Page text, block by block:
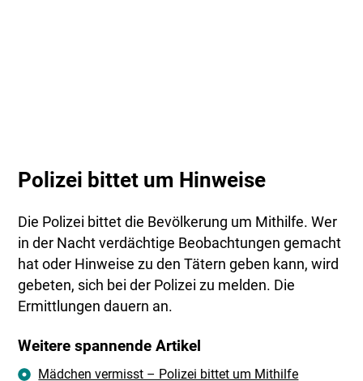
Polizei bittet um Hinweise
Die Polizei bittet die Bevölkerung um Mithilfe. Wer
in der Nacht verdächtige Beobachtungen gemacht
hat oder Hinweise zu den Tätern geben kann, wird
gebeten, sich bei der Polizei zu melden. Die
Ermittlungen dauern an.
Weitere spannende Artikel
Mädchen vermisst – Polizei bittet um Mithilfe